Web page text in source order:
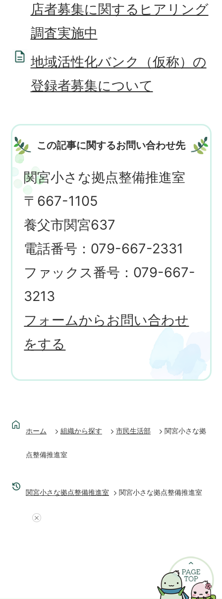
店者募集に関するヒアリング
調査実施中
地域活性化バンク（仮称）の
登録者募集について
この記事に関するお問い合わせ先
関宮小さな拠点整備推進室
〒667-1105
養父市関宮637
電話番号：079-667-2331
ファックス番号：079-667-
3213
フォームからお問い合わせ
をする
ホーム 組織から探す 市民生活部 関宮小さな拠
点整備推進室
関宮小さな拠点整備推進室 関宮小さな拠点整備推進室